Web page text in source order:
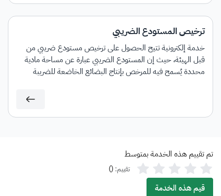
ترخيص المستودع الضريبي
خدمة إلكترونية تتيح الحصول على ترخيص مستودع ضريبي من
قبل الهيئة، حيث إن المستودع الضريبي عبارة عن مساحة مادية
محددة يُسمح فيه للمرخص بإنتاج البضائع الخاضعة للضريبة
تم تقييم هذه الخدمة بمتوسط
تقييم: (
)
قيم هذه الخدمة